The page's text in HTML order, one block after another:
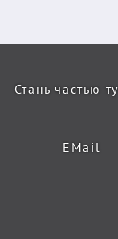
Стань частью
EMail